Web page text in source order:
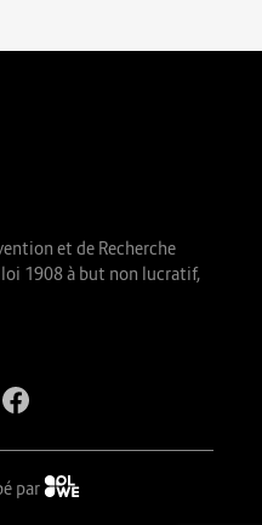
et de Recherche
loi 1908 à but non lucratif,
par